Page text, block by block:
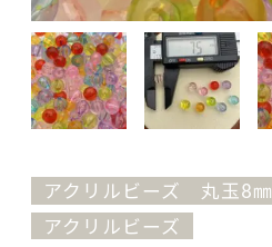
アクリルビーズ 丸玉8㎜
アクリルビーズ